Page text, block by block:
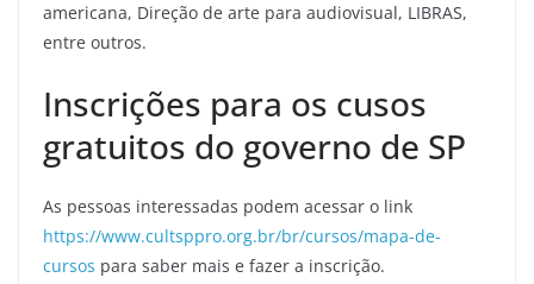
americana, Direção de arte para audiovisual, LIBRAS,
entre outros.
Inscrições para os cusos
gratuitos do governo de SP
As pessoas interessadas podem acessar o link
https://www.cultsppro.org.br/br/cursos/mapa-de-
cursos para saber mais e fazer a inscrição.